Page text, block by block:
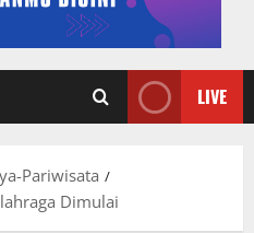
LIVE
Pariwisata
Dimulai